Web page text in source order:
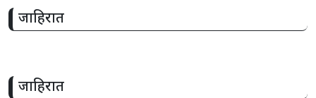
जाहिरात
जाहिरात